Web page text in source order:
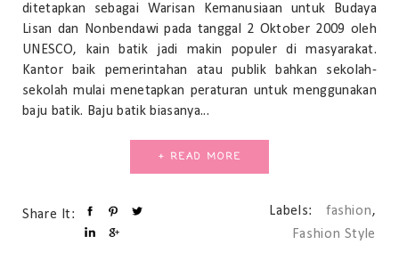
ditetapkan sebagai Warisan Kemanusiaan untuk Budaya
Lisan dan Nonbendawi pada tanggal 2 Oktober 2009 oleh
UNESCO, kain batik jadi makin populer di masyarakat.
Kantor baik pemerintahan atau publik bahkan sekolah-
sekolah mulai menetapkan peraturan untuk menggunakan
baju batik. Baju batik biasanya...
+ READ MORE
Share It: Labels: fashion,
Fashion Style